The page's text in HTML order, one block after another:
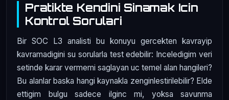
Pratikte Kendini Sinamak Icin
Kontrol Sorulari
Bir SOC L3 analisti bu konuyu gercekten kavrayip
kavramadigini su sorularla test edebilir: Inceledigim veri
setinde karar vermemi saglayan uc temel alan hangileri?
Bu alanlar baska hangi kaynakla zenginlestirilebilir? Elde
ettigim bulgu sadece ilginc mi, yoksa savunma